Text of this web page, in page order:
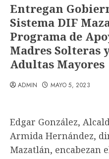
Entregan
Sistema DIF
Programa de
Madres Solteras
Adultas Mayores
ADMIN MAYO 5, 2023
Edgar González,
Armida Hernández,
Mazatlán, encabezan